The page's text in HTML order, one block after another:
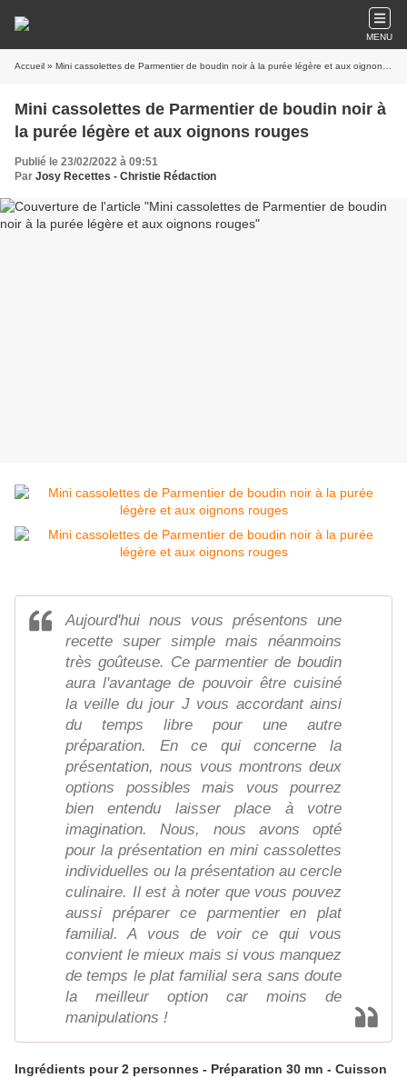
MENU
Accueil » Mini cassolettes de Parmentier de boudin noir à la purée légère et aux oignons rouges
Mini cassolettes de Parmentier de boudin noir à
la purée légère et aux oignons rouges
Publié le 23/02/2022 à 09:51
Par Josy Recettes - Christie Rédaction
Aujourd'hui nous vous présentons une
recette super simple mais néanmoins
très goûteuse. Ce parmentier de boudin
aura l'avantage de pouvoir être cuisiné
la veille du jour J vous accordant ainsi
du temps libre pour une autre
préparation. En ce qui concerne la
présentation, nous vous montrons deux
options possibles mais vous pourrez
bien entendu laisser place à votre
imagination. Nous, nous avons opté
pour la présentation en mini cassolettes
individuelles ou la présentation au cercle
culinaire. Il est à noter que vous pouvez
aussi préparer ce parmentier en plat
familial. A vous de voir ce qui vous
convient le mieux mais si vous manquez
de temps le plat familial sera sans doute
la meilleur option car moins de
manipulations !
Ingrédients pour 2 personnes - Préparation 30 mn - Cuisson